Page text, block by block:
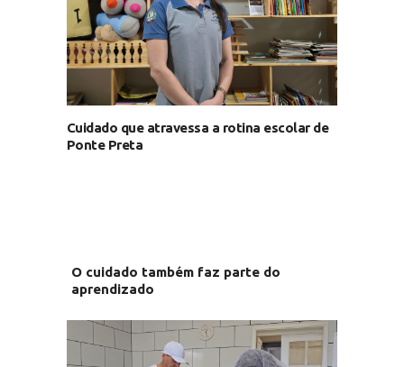
Cuidado que atravessa a rotina escolar de
Ponte Preta
O cuidado também faz parte do
aprendizado